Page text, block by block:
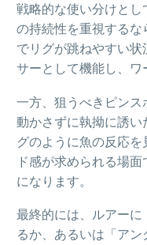
戦略的な使い分けと
の持続性を重視するな
でリグが跳ねやすい
サーとして機能し、ワ
一方、狙うべきピン
動かさずに執拗に誘
グのように魚の反応
ド感が求められる場面
になります。
最終的には、ルアーに
るか、あるいは「アン